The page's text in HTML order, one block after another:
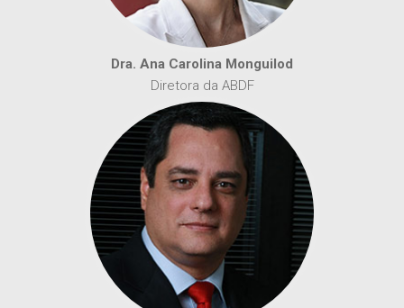
Dra. Ana Carolina Monguilod
Diretora da ABDF